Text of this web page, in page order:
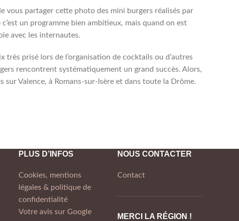
vous partager cette photo des mini burgers réalisés par
un programme bien ambitieux, mais quand on est
avec les internautes.
très prisé lors de l’organisation de cocktails ou d’autres
rencontrent systématiquement un grand succès. Alors,
Valence, à Romans-sur-Isère et dans toute la Drôme.
PLUS D’INFOS
Cookies, mentions
légales & politique de
confidentialité
Votre avis sur Google
NOUS CONTACTER
Contact
MERCI LA RÉGION !